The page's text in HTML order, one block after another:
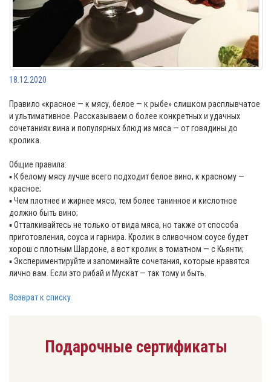
18.12.2020
Правило «красное — к мясу, белое — к рыбе» слишком расплывчатое
и ультимативное. Рассказываем о более конкретных и удачных
сочетаниях вина и популярных блюд из мяса — от говядины до
кролика.
Общие правила:
▪️ К белому мясу лучше всего подходит белое вино, к красному —
красное;
▪️ Чем плотнее и жирнее мясо, тем более танинное и кислотное
должно быть вино;
▪️ Отталкивайтесь не только от вида мяса, но также от способа
приготовления, соуса и гарнира. Кролик в сливочном соусе будет
хорош с плотным Шардоне, а вот кролик в томатном — с Кьянти;
▪️ Экспериментируйте и запоминайте сочетания, которые нравятся
лично вам. Если это рибай и Мускат — так тому и быть.
Возврат к списку
Подарочные сертификаты